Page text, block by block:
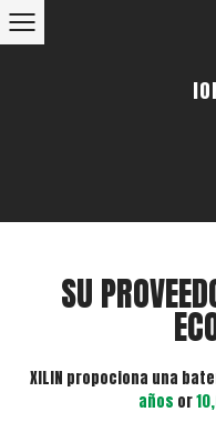
SU
XILIN propociona una
años or